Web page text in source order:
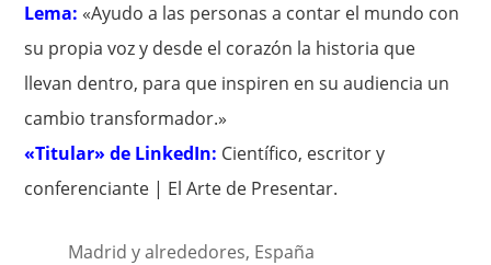
Lema: «Ayudo a las personas a contar el mundo con
su propia voz y desde el corazón la historia que
llevan dentro, para que inspiren en su audiencia un
cambio transformador.»
«Titular» de LinkedIn: Científico, escritor y
conferenciante | El Arte de Presentar.
Madrid y alrededores, España